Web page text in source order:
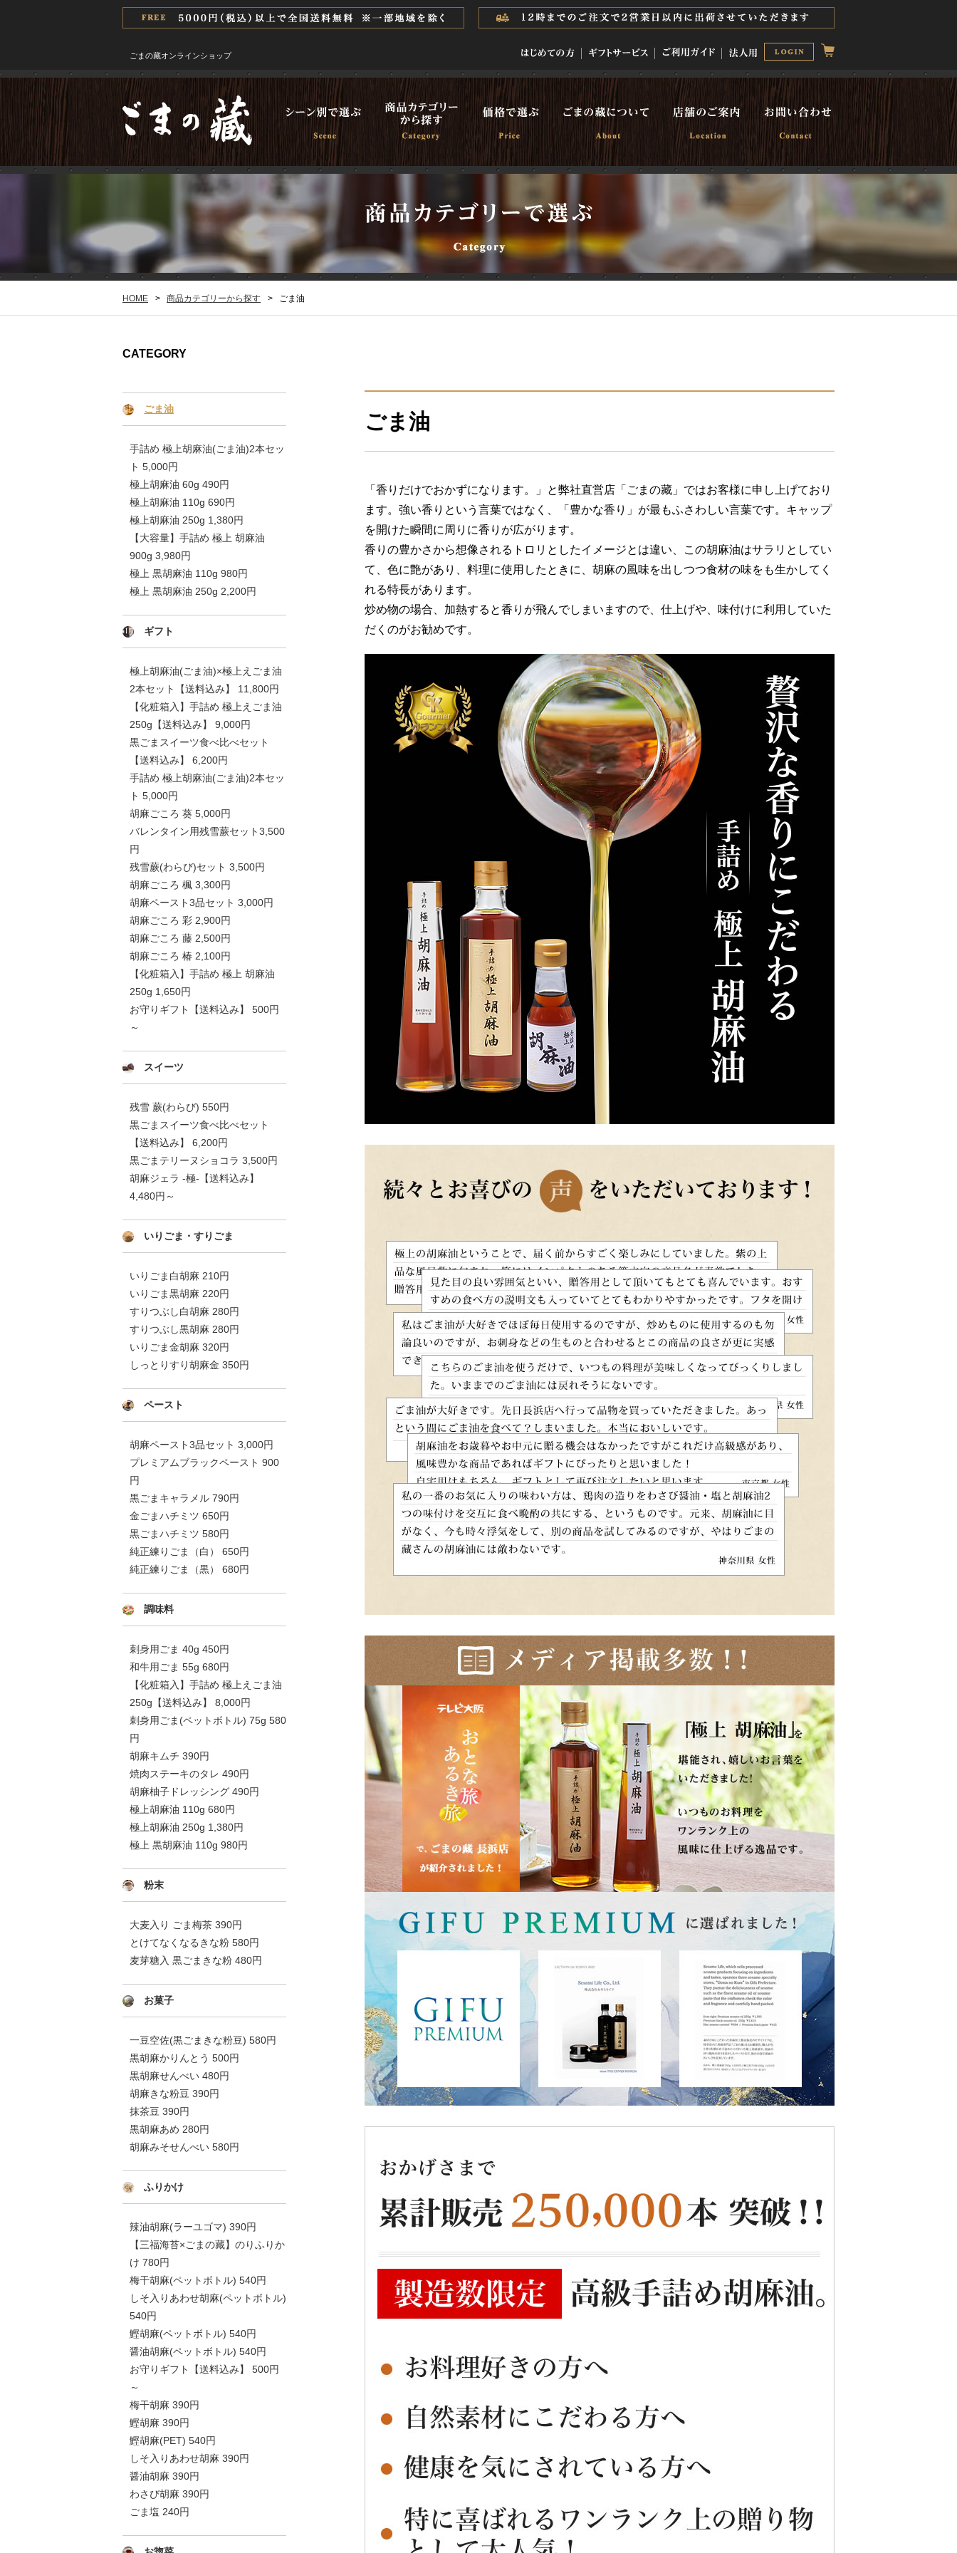
ごまの藏オンラインショップ
HOME > 商品カテゴリーから探す > ごま油
ごま油
「香りだけでおかずになります。」と弊社直営店「ごまの藏」ではお客様に申し上げており
ます。強い香りという言葉ではなく、「豊かな香り」が最もふさわしい言葉です。キャップ
を開けた瞬間に周りに香りが広がります。
香りの豊かさから想像されるトロリとしたイメージとは違い、この胡麻油はサラリとしてい
て、色に艶があり、料理に使用したときに、胡麻の風味を出しつつ食材の味をも生かしてく
れる特長があります。
炒め物の場合、加熱すると香りが飛んでしまいますので、仕上げや、味付けに利用していた
だくのがお勧めです。
CATEGORY
ごま油
手詰め 極上胡麻油(ごま油)2本セッ
ト 5,000円
極上胡麻油 60g 490円
極上胡麻油 110g 690円
極上胡麻油 250g 1,380円
【大容量】手詰め 極上 胡麻油
900g 3,980円
極上 黒胡麻油 110g 980円
極上 黒胡麻油 250g 2,200円
ギフト
極上胡麻油(ごま油)×極上えごま油
2本セット【送料込み】 11,800円
【化粧箱入】手詰め 極上えごま油
250g【送料込み】 9,000円
黒ごまスイーツ食べ比べセット
【送料込み】 6,200円
手詰め 極上胡麻油(ごま油)2本セッ
ト 5,000円
胡麻ごころ 葵 5,000円
バレンタイン用残雪蕨セット3,500
円
残雪蕨(わらび)セット 3,500円
胡麻ごころ 楓 3,300円
胡麻ペースト3品セット 3,000円
胡麻ごころ 彩 2,900円
胡麻ごころ 藤 2,500円
胡麻ごころ 椿 2,100円
【化粧箱入】手詰め 極上 胡麻油
250g 1,650円
お守りギフト【送料込み】 500円
～
スイーツ
残雪 蕨(わらび) 550円
黒ごまスイーツ食べ比べセット
【送料込み】 6,200円
黒ごまテリーヌショコラ 3,500円
胡麻ジェラ -極-【送料込み】
4,480円～
いりごま・すりごま
いりごま白胡麻 210円
いりごま黒胡麻 220円
すりつぶし白胡麻 280円
すりつぶし黒胡麻 280円
いりごま金胡麻 320円
しっとりすり胡麻金 350円
ペースト
胡麻ペースト3品セット 3,000円
プレミアムブラックペースト 900
円
黒ごまキャラメル 790円
金ごまハチミツ 650円
黒ごまハチミツ 580円
純正練りごま（白） 650円
純正練りごま（黒） 680円
調味料
刺身用ごま 40g 450円
和牛用ごま 55g 680円
【化粧箱入】手詰め 極上えごま油
250g【送料込み】 8,000円
刺身用ごま(ペットボトル) 75g 580
円
胡麻キムチ 390円
焼肉ステーキのタレ 490円
胡麻柚子ドレッシング 490円
極上胡麻油 110g 680円
極上胡麻油 250g 1,380円
極上 黒胡麻油 110g 980円
粉末
大麦入り ごま梅茶 390円
とけてなくなるきな粉 580円
麦芽糖入 黒ごまきな粉 480円
お菓子
一豆空佐(黒ごまきな粉豆) 580円
黒胡麻かりんとう 500円
黒胡麻せんべい 480円
胡麻きな粉豆 390円
抹茶豆 390円
黒胡麻あめ 280円
胡麻みそせんべい 580円
ふりかけ
辣油胡麻(ラーユゴマ) 390円
【三福海苔×ごまの藏】のりふりか
け 780円
梅干胡麻(ペットボトル) 540円
しそ入りあわせ胡麻(ペットボトル)
540円
鰹胡麻(ペットボトル) 540円
醤油胡麻(ペットボトル) 540円
お守りギフト【送料込み】 500円
～
梅干胡麻 390円
鰹胡麻 390円
鰹胡麻(PET) 540円
しそ入りあわせ胡麻 390円
醤油胡麻 390円
わさび胡麻 390円
ごま塩 240円